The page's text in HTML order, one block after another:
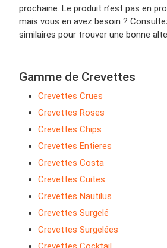
prochaine. Le produit n’est pas en
mais vous en avez besoin ?
similaires pour trouver une bonne
Gamme de Crevettes
Crevettes Crues
Crevettes Roses
Crevettes Chips
Crevettes Entieres
Crevettes Costa
Crevettes Cuites
Crevettes Nautilus
Crevettes Surgelé
Crevettes Surgelées